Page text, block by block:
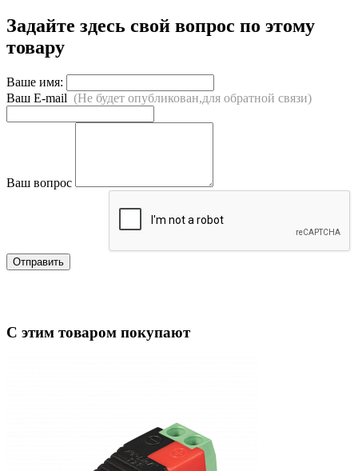
Задайте здесь свой вопрос по этому
товару
Ваше имя:
Ваш E-mail (Не будет опубликован,для обратной связи)
Ваш вопрос
Отправить
С этим товаром покупают